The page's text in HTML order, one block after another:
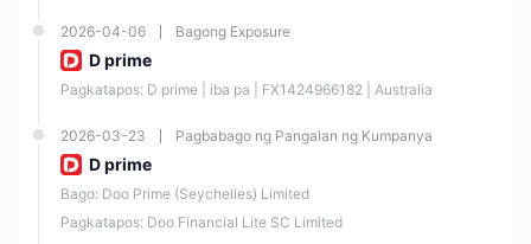
Minimu
m
Deposit
Spreads High Medium Low
Free
Demo
2026-04-06 Bagong Exposure
D prime
Pagkatapos: D prime | iba pa | FX1424966182 | Australia
2026-03-23 Pagbabago ng Pangalan ng Kumpanya
D prime
Bago: Doo Prime (Seychelles) Limited
Pagkatapos: Doo Financial Lite SC Limited